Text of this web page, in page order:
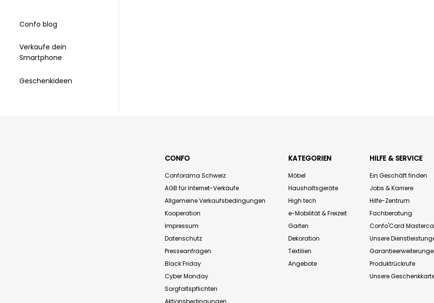
Confo blog
Verkaufe dein
Smartphone
Geschenkideen
CONFO
Conforama Schweiz
AGB für Internet-Verkäufe
Allgemeine Verkaufsbedingungen
Kooperation
Impressum
Datenschutz
Presseanfragen
Black Friday
Cyber Monday
Sorgfaltspflichten
KATEGORIEN
Möbel
Haushaltsgeräte
High tech
e-Mobilität & Freizeit
Garten
Dekoration
Textilien
Angebote
HILFE & SERVICE
Ein Geschäft finden
Jobs & Karriere
Hilfe-Zentrum
Fachberatung
Confo'Card
Unsere
Produktrückrufe
Unsere